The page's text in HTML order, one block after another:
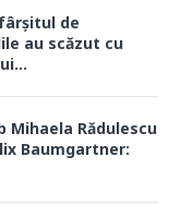
de
au scăzut cu
Mihaela Rădulescu
Baumgartner: